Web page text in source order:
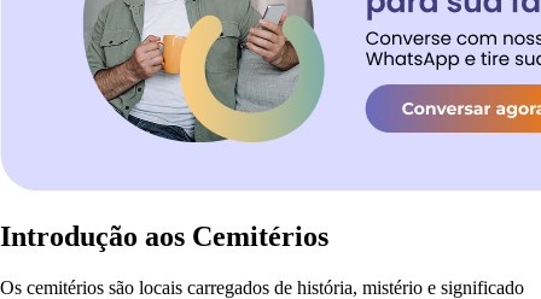
Introdução aos Cemitérios
Os cemitérios são locais carregados de história, mistério e significado